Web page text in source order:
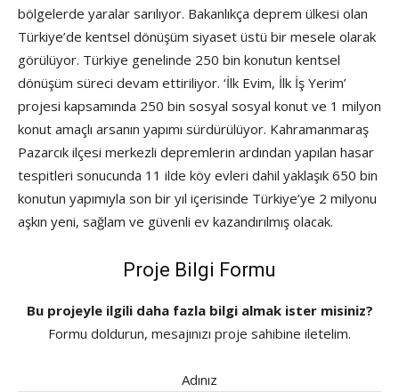
bölgelerde yaralar sarılıyor. Bakanlıkça deprem ülkesi olan
Türkiye’de kentsel dönüşüm siyaset üstü bir mesele olarak
görülüyor. Türkiye genelinde 250 bin konutun kentsel
dönüşüm süreci devam ettiriliyor. ‘İlk Evim, İlk İş Yerim’
projesi kapsamında 250 bin sosyal sosyal konut ve 1 milyon
konut amaçlı arsanın yapımı sürdürülüyor. Kahramanmaraş
Pazarcık ilçesi merkezli depremlerin ardından yapılan hasar
tespitleri sonucunda 11 ilde köy evleri dahil yaklaşık 650 bin
konutun yapımıyla son bir yıl içerisinde Türkiye’ye 2 milyonu
aşkın yeni, sağlam ve güvenli ev kazandırılmış olacak.
Proje Bilgi Formu
Bu projeyle ilgili daha fazla bilgi almak ister misiniz?
Formu doldurun, mesajınızı proje sahibine iletelim.
Adınız